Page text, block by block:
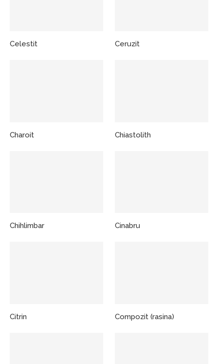
Celestit Ceruzit
Charoit Chiastolith
Chihlimbar Cinabru
Citrin Compozit (rasina)